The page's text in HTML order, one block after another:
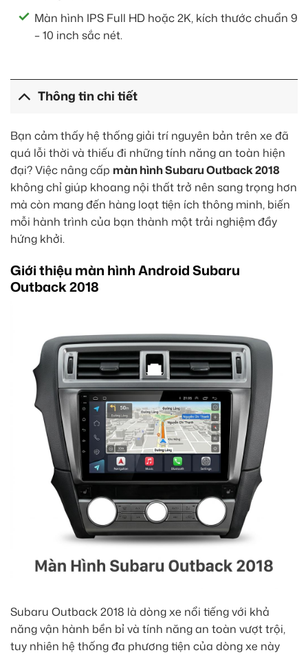
Màn hình IPS Full HD hoặc 2K, kích thước chuẩn 9
– 10 inch sắc nét.
Thông tin chi tiết
Bạn cảm thấy hệ thống giải trí nguyên bản trên xe đã
quá lỗi thời và thiếu đi những tính năng an toàn hiện
đại? Việc nâng cấp màn hình Subaru Outback 2018
không chỉ giúp khoang nội thất trở nên sang trọng hơn
mà còn mang đến hàng loạt tiện ích thông minh, biến
mỗi hành trình của bạn thành một trải nghiệm đầy
hứng khởi.
Giới thiệu màn hình Android Subaru
Outback 2018
Subaru Outback 2018 là dòng xe nổi tiếng với khả
năng vận hành bền bỉ và tính năng an toàn vượt trội,
tuy nhiên hệ thống đa phương tiện của dòng xe này